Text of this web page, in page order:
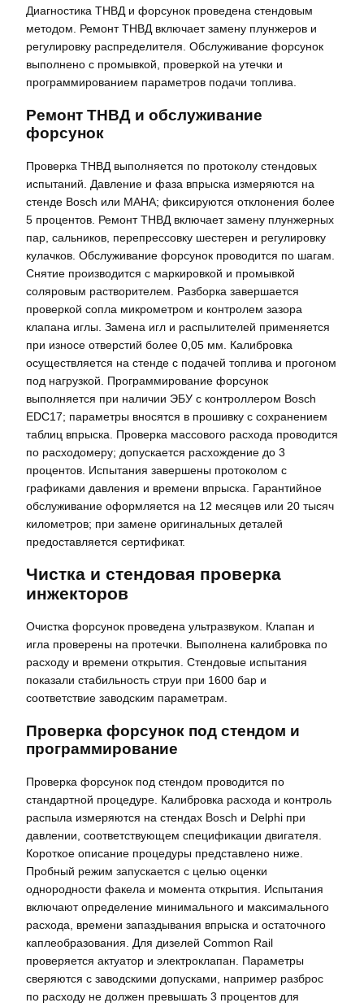
Диагностика ТНВД и форсунок проведена стендовым
методом. Ремонт ТНВД включает замену плунжеров и
регулировку распределителя. Обслуживание форсунок
выполнено с промывкой, проверкой на утечки и
программированием параметров подачи топлива.
Ремонт ТНВД и обслуживание
форсунок
Проверка ТНВД выполняется по протоколу стендовых
испытаний. Давление и фаза впрыска измеряются на
стенде Bosch или MAHA; фиксируются отклонения более
5 процентов. Ремонт ТНВД включает замену плунжерных
пар, сальников, перепрессовку шестерен и регулировку
кулачков. Обслуживание форсунок проводится по шагам.
Снятие производится с маркировкой и промывкой
соляровым растворителем. Разборка завершается
проверкой сопла микрометром и контролем зазора
клапана иглы. Замена игл и распылителей применяется
при износе отверстий более 0,05 мм. Калибровка
осуществляется на стенде с подачей топлива и прогоном
под нагрузкой. Программирование форсунок
выполняется при наличии ЭБУ с контроллером Bosch
EDC17; параметры вносятся в прошивку с сохранением
таблиц впрыска. Проверка массового расхода проводится
по расходомеру; допускается расхождение до 3
процентов. Испытания завершены протоколом с
графиками давления и времени впрыска. Гарантийное
обслуживание оформляется на 12 месяцев или 20 тысяч
километров; при замене оригинальных деталей
предоставляется сертификат.
Чистка и стендовая проверка
инжекторов
Очистка форсунок проведена ультразвуком. Клапан и
игла проверены на протечки. Выполнена калибровка по
расходу и времени открытия. Стендовые испытания
показали стабильность струи при 1600 бар и
соответствие заводским параметрам.
Проверка форсунок под стендом и
программирование
Проверка форсунок под стендом проводится по
стандартной процедуре. Калибровка расхода и контроль
распыла измеряются на стендах Bosch и Delphi при
давлении, соответствующем спецификации двигателя.
Короткое описание процедуры представлено ниже.
Пробный режим запускается с целью оценки
однородности факела и момента открытия. Испытания
включают определение минимального и максимального
расхода, времени запаздывания впрыска и остаточного
каплеобразования. Для дизелей Common Rail
проверяется актуатор и электроклапан. Параметры
сверяются с заводскими допусками, например разброс
по расходу не должен превышать 3 процентов для